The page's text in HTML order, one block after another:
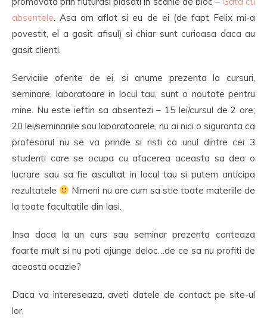
absentele. Asa am aflat si eu de ei (de fapt Felix mi-a
povestit, el a gasit afisul) si chiar sunt curioasa daca au
gasit clienti.
Serviciile oferite de ei, si anume prezenta la cursuri,
seminare, laboratoare in locul tau, sunt o noutate pentru
mine. Nu este ieftin sa absentezi – 15 lei/cursul de 2 ore;
20 lei/seminariile sau laboratoarele, nu ai nici o siguranta ca
profesorul nu se va prinde si risti ca unul dintre cei 3
studenti care se ocupa cu afacerea aceasta sa dea o
lucrare sau sa fie ascultat in locul tau si putem anticipa
rezultatele
Nimeni nu are cum sa stie toate materiile de
la toate facultatile din Iasi.
Insa daca la un curs sau seminar prezenta conteaza
foarte mult si nu poti ajunge deloc…de ce sa nu profiti de
aceasta ocazie?
Daca va intereseaza, aveti datele de contact pe site-ul
lor.